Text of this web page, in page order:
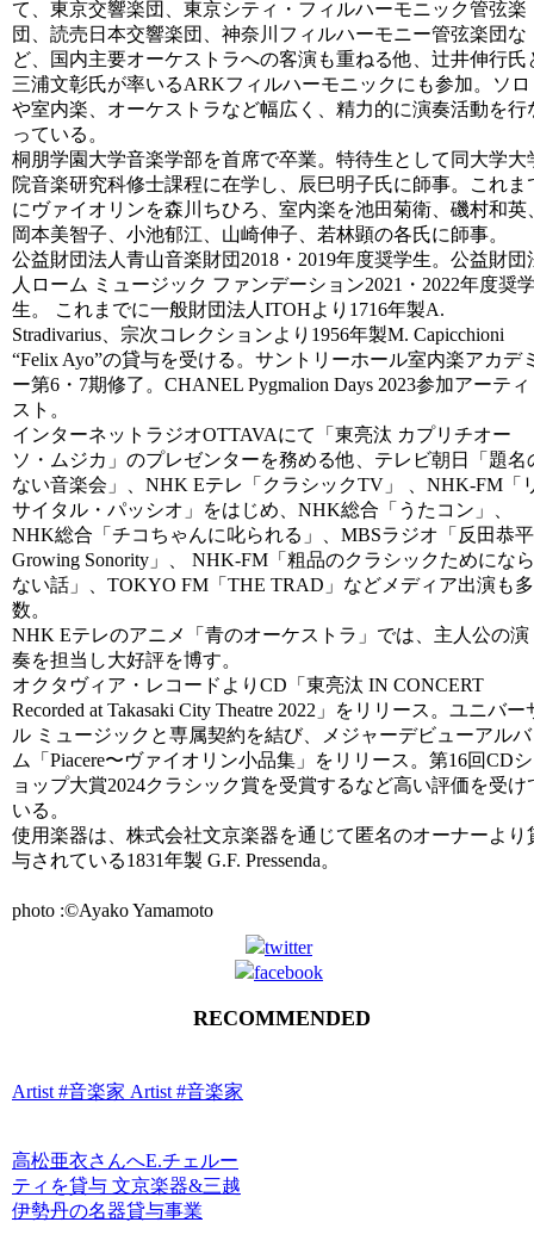
て、 東京交響楽団、 東京シティ・フィルハーモニック管弦楽
団、 読売日本交響楽団、神奈川フィルハーモニー管弦楽団な
ど、
国内主要オーケストラへの客演も重ねる他、辻󠄀井伸行氏
三浦文彰氏が率いるARKフィルハーモニックにも参加。ソロ
や室内楽、オーケストラなど幅広く、 精力的に演奏活動を行
っている。
桐朋学園大学音楽学部を首席で卒業。 特待生として同大学大
院音楽研究科修士課程に在学し、
辰巳明子氏に師事。これま
にヴァイオリンを森川ちひろ、 室内楽を池田菊衛、磯村和英
岡本美智子、小池郁江、山崎伸子、 若林顕の各氏に師事。
公益財団法人青山音楽財団2018・2019年度奨学生。 公益財団
人ローム ミュージック ファンデーション2021・2022年度奨
生。 これまでに一般財団法人ITOHより1716年製A.
Stradivarius、 宗次コレクションより1956年製M. Capicchioni
“Felix Ayo”の貸与を受ける。 サントリーホール室内楽アカデ
ー第6・7期修了。CHANEL Pygmalion Days 2023参加アーティ
スト。
インターネットラジオOTTAVAにて「 東亮汰 カプリチオー
ソ・ムジカ」のプレゼンターを務める他、 テレビ朝日「題名
ない音楽会」、NHK Eテレ「クラシックTV」 、NHK-FM「
サイタル・パッシオ」をはじめ、NHK総合「 うたコン」、
NHK総合「チコちゃんに叱られる」、 MBSラジオ「反田恭平
Growing Sonority」、 NHK-FM「粗品のクラシックためになら
ない話」、TOKYO FM「THE TRAD」などメディア出演も多
数。
NHK Eテレのアニメ「青のオーケストラ」では、 主人公の演
奏を担当し大好評を博す。
オクタヴィア・レコードよりCD「 東亮汰 IN CONCERT
Recorded at Takasaki City Theatre 2022」をリリース。ユニバー
ル ミュージックと専属契約を結び、メジャーデビューアルバ
ム「 Piacere〜ヴァイオリン小品集」をリリース。 第16回CDシ
ョップ大賞2024クラシック賞を受賞するなど高い評価を受け
いる。
使用楽器は、 株式会社文京楽器を通じて匿名のオーナーより
与されている1831年製 G.F. Pressenda。
photo :©︎Ayako Yamamoto
RECOMMENDED
Artist #音楽家 Artist #音楽家
高松亜衣さんへE.チェルー
ティを貸与 文京楽器&三越
伊勢丹の名器貸与事業